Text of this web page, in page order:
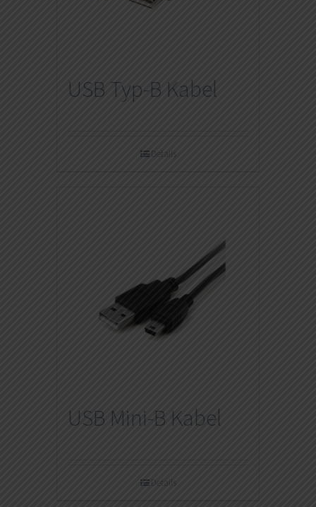
USB Typ-B Kabel
Details
USB Mini-B Kabel
Details